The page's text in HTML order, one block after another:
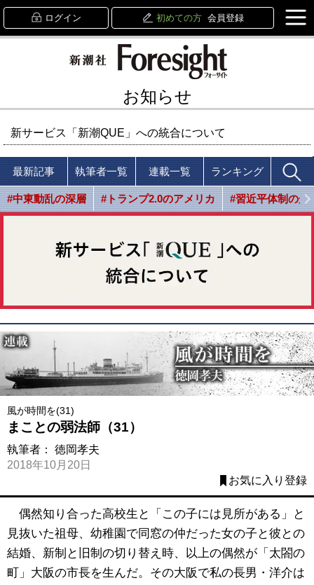
ログイン 初めての方 会員登録
お知らせ
新サービス「新潮QUE」への統合について
最新記事 執筆者一覧 連載一覧 ランキング
#中東動乱の深層 #トランプ2.0のアメリカ #習近平体制の光
風が時間を(31)
まことの弱法師（31）
執筆者： 徳岡孝夫
2018年10月20日
お気に入り登録
偶然知り合った高校生と「この子には見所がある」と
見抜いた祖母、幼稚園で同窓の仲だった女の子と彼との
結婚、新制と旧制の切り替え時、以上の偶然が「太閤の
町」大阪の市長を生んだ。その大阪で私の長男・洋介は